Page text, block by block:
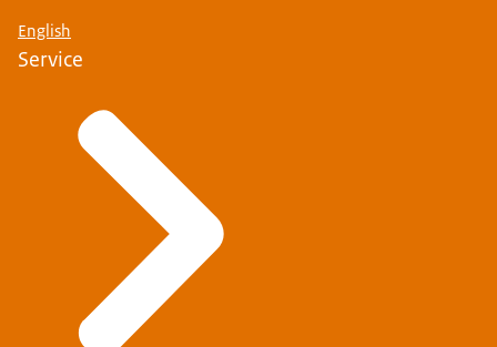
English
Service